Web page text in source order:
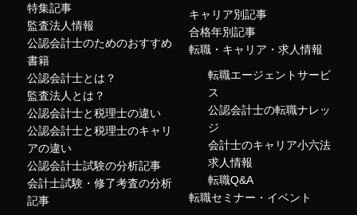
特集記事
監査法人情報
公認会計士のためのおすすめ
書籍
公認会計士とは？
監査法人とは？
公認会計士と税理士の違い
公認会計士と税理士のキャリ
アの違い
公認会計士試験の分析記事
会計士試験・修了考査の分析
記事
キャリア別記事
合格年別記事
転職・キャリア・求人情報
転職エージェントサービ
ス
公認会計士の転職ナレッ
ジ
会計士のキャリア小六法
求人情報
転職Q&A
転職セミナー・イベント